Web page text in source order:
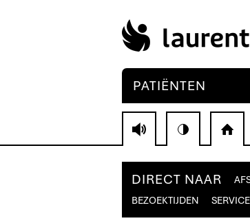
PATIËNTEN
V H
DIRECT NAAR
BEZOEKTIJDEN